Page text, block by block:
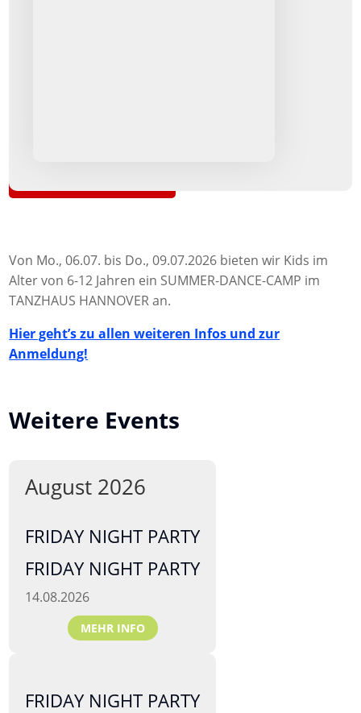
Von Mo., 06.07. bis Do., 09.07.2026 bieten wir Kids im
Alter von 6-12 Jahren ein SUMMER-DANCE-CAMP im
TANZHAUS HANNOVER an.
Hier geht’s zu allen weiteren Infos und zur
Anmeldung!
Weitere Events
August 2026
FRIDAY NIGHT PARTY
FRIDAY NIGHT PARTY
14.08.2026
MEHR INFO
FRIDAY NIGHT PARTY